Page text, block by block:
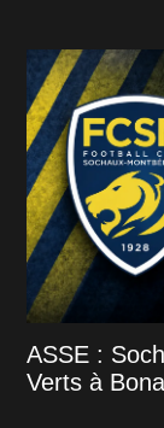
ASSE :
Verts à Bonal